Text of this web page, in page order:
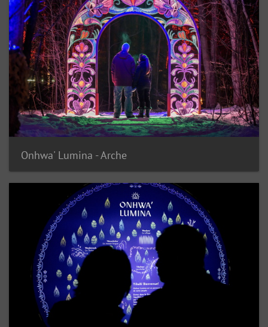
Onhwa' Lumina - Arche